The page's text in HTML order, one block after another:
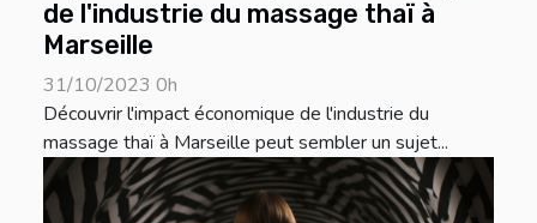
de l'industrie du massage thaï à
Marseille
31/10/2023 0h
Découvrir l'impact économique de l'industrie du
massage thaï à Marseille peut sembler un sujet...